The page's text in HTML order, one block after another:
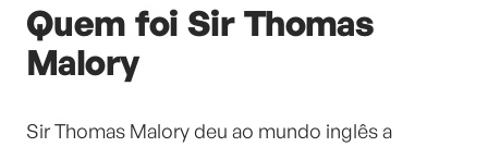
Quem foi Sir Thomas
Malory
Sir Thomas Malory deu ao mundo inglês a